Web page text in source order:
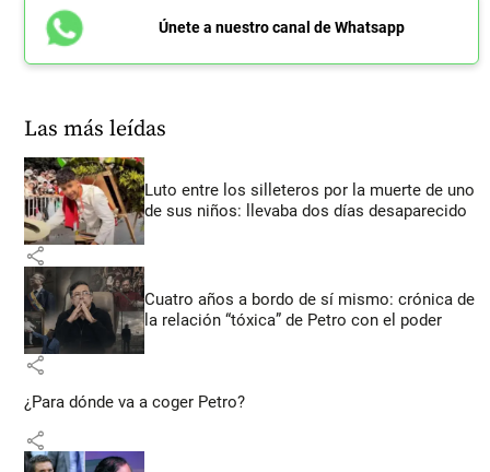
Únete a nuestro canal de Whatsapp
Las más leídas
Luto entre los silleteros por la muerte de uno
de sus niños: llevaba dos días desaparecido
share
Cuatro años a bordo de sí mismo: crónica de
la relación “tóxica” de Petro con el poder
share
¿Para dónde va a coger Petro?
share